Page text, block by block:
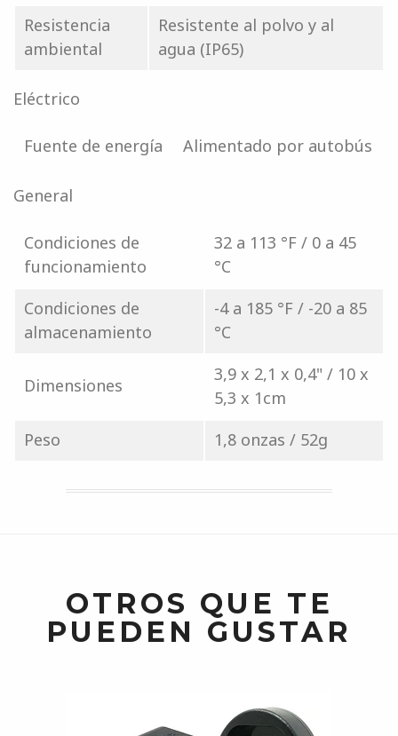
Resistencia
ambiental
Resistente al polvo y al
agua (IP65)
Eléctrico
Fuente de energía Alimentado por autobús
General
Condiciones de
funcionamiento
32 a 113 °F / 0 a 45
°C
Condiciones de
almacenamiento
-4 a 185 °F / -20 a 85
°C
Dimensiones
3,9 x 2,1 x 0,4" / 10 x
5,3 x 1cm
Peso
1,8 onzas / 52g
OTROS QUE TE
PUEDEN GUSTAR